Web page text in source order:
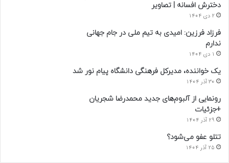
دخترش افسانه | تصاویر
2 دی 1404
فرزاد فرزین: امیدی به تیم ملی در جام جهانی
ندارم
1 دی 1404
یک خواننده، مدیرکل فرهنگی دانشگاه پیام نور شد
30 آذر 1404
رونمایی از آلبوم‌های جدید محمدرضا شجریان
+جزئیات
29 آذر 1404
تتلو عفو می‌شود؟
25 آذر 1404